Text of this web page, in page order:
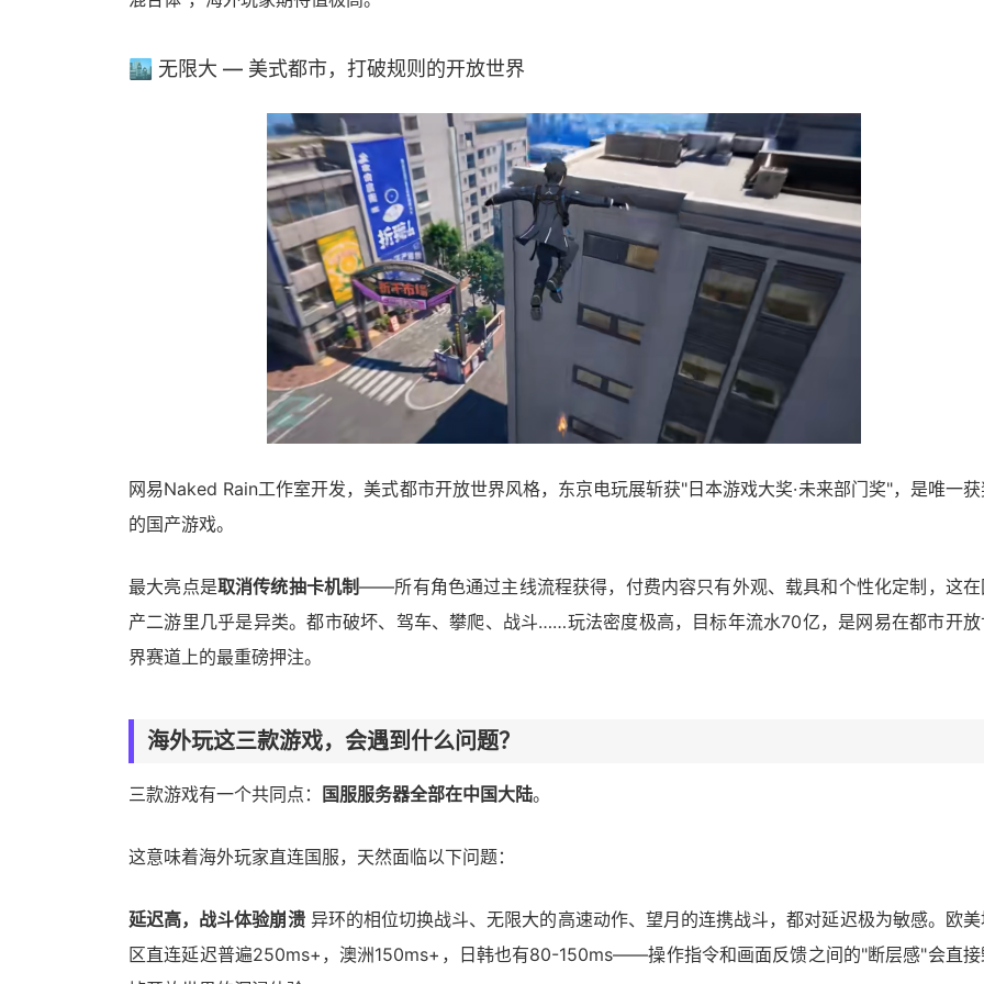
🏙️ 无限大 — 美式都市，打破规则的开放世界
网易Naked Rain工作室开发，美式都市开放世界风格，东京电玩展斩获"日本游戏大奖·未来部门奖"，是唯一
的国产游戏。
最大亮点是取消传统抽卡机制——所有角色通过主线流程获得，付费内容只有外观、载具和个性化定制，这在
产二游里几乎是异类。都市破坏、驾车、攀爬、战斗……玩法密度极高，目标年流水70亿，是网易在都市开
界赛道上的最重磅押注。
海外玩这三款游戏，会遇到什么问题？
三款游戏有一个共同点： 国服服务器全部在中国大陆。
这意味着海外玩家直连国服，天然面临以下问题：
延迟高，战斗体验崩溃异环的相位切换战斗、无限大的高速动作、望月的连携战斗，都对延迟极为敏感。欧
区直连延迟普遍250ms+，澳洲150ms+，日韩也有80-150ms——操作指令和画面反馈之间的"断层感"会直接